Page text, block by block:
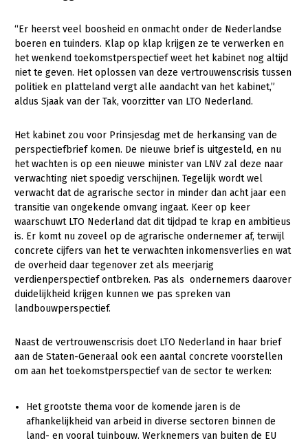
Platteland en omgeving
Mens, ondernemerschap en onderwijs
Internationaal
Sectoren
Dier
Biologische Landbouw
Geitenhouderij
Kalverhouderij
Konijnenhouderij
Melkveehouderij
Paardenhouderij
Pluimveehouderij
Varkenshouderij
Vleesveehouderij
Plant
Akkerbouw
“Er heerst veel boosheid en onmacht onder de Nederlandse
boeren en tuinders. Klap op klap krijgen ze te verwerken en
het wenkend toekomstperspectief weet het kabinet nog altijd
niet te geven. Het oplossen van deze vertrouwenscrisis tussen
politiek en platteland vergt alle aandacht van het kabinet,”
aldus Sjaak van der Tak, voorzitter van LTO Nederland.
Het kabinet zou voor Prinsjesdag met de herkansing van de
perspectiefbrief komen. De nieuwe brief is uitgesteld, en nu
het wachten is op een nieuwe minister van LNV zal deze naar
verwachting niet spoedig verschijnen. Tegelijk wordt wel
verwacht dat de agrarische sector in minder dan acht jaar een
transitie van ongekende omvang ingaat. Keer op keer
waarschuwt LTO Nederland dat dit tijdpad te krap en ambitieus
is. Er komt nu zoveel op de agrarische ondernemer af, terwijl
concrete cijfers van het te verwachten inkomensverlies en wat
de overheid daar tegenover zet als meerjarig
verdienperspectief ontbreken. Pas als ondernemers daarover
duidelijkheid krijgen kunnen we pas spreken van
landbouwperspectief.
Naast de vertrouwenscrisis doet LTO Nederland in haar brief
aan de Staten-Generaal ook een aantal concrete voorstellen
om aan het toekomstperspectief van de sector te werken:
Het grootste thema voor de komende jaren is de
afhankelijkheid van arbeid in diverse sectoren binnen de
land- en vooral tuinbouw. Werknemers van buiten de EU